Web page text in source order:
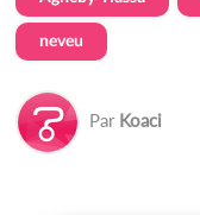
neveu
Par Koaci